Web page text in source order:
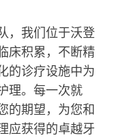
，我们位于沃登
床积累，不断精
的诊疗设施中为
理。每一次就
的期望，为您和
应获得的卓越牙